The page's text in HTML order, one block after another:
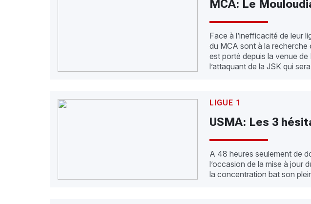
MCA: Le
Face à l’inefficacité de leur
du MCA sont à la recherche
est porté depuis la venue
l’attaquant de la JSK qui
LIGUE 1
USMA: Les 3
A 48 heures seulement de
l’occasion de la mise à jour
la concentration bat son